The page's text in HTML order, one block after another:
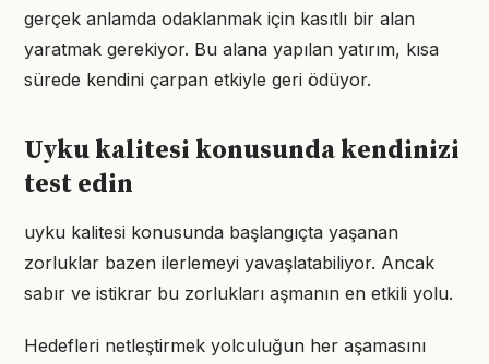
gerçek anlamda odaklanmak için kasıtlı bir alan
yaratmak gerekiyor. Bu alana yapılan yatırım, kısa
sürede kendini çarpan etkiyle geri ödüyor.
Uyku kalitesi konusunda kendinizi
test edin
uyku kalitesi konusunda başlangıçta yaşanan
zorluklar bazen ilerlemeyi yavaşlatabiliyor. Ancak
sabır ve istikrar bu zorlukları aşmanın en etkili yolu.
Hedefleri netleştirmek yolculuğun her aşamasını